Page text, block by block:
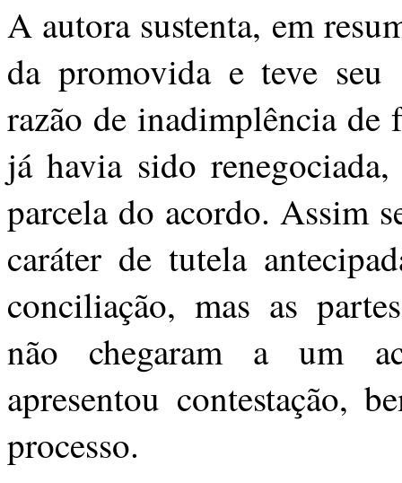
A autora sustenta, em
da promovida e teve
razão de inadimplência de
já havia sido
parcela do acordo. Assim
caráter de tutela
conciliação, mas as
não chegaram a um
apresentou contestação,
processo.